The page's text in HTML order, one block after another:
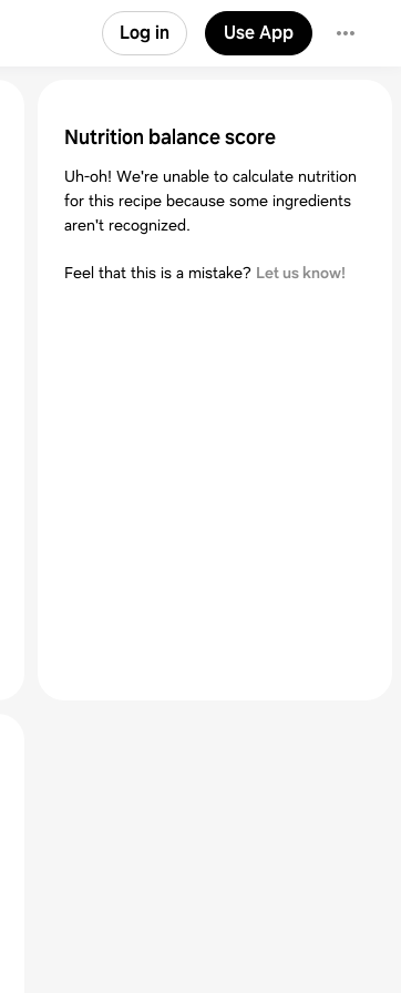
Log in Use App
Nutrition balance score
Uh-oh! We're unable to calculate nutrition
for this recipe because some ingredients
aren't recognized.
Feel that this is a mistake? Let us know!